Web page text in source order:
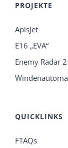
PROJEKTE
ApisJet
E16 „EVA“
Enemy Radar 2
QUICKLINKS
FTAQs